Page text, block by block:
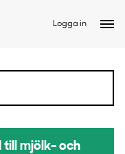
Logga in
till mjölk- och